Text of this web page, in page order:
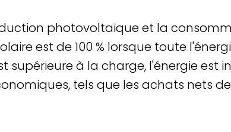
photovoltaïque et la
est de 100 % lorsque toute
supérieure à la charge, l'énergie
tels que les achats nets